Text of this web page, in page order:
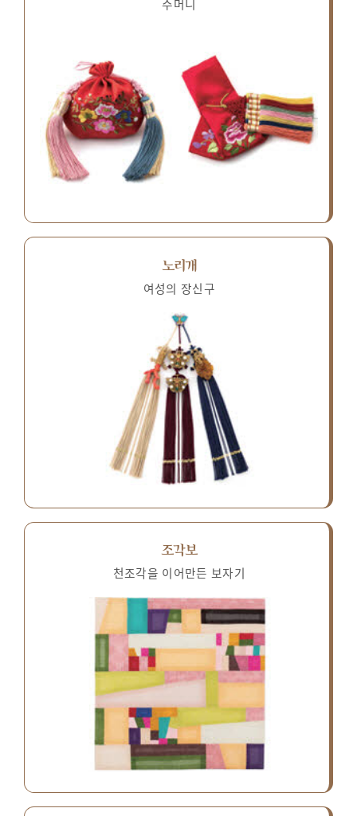
주머니
노리개
여성의 장신구
조각보
천조각을 이어만든 보자기